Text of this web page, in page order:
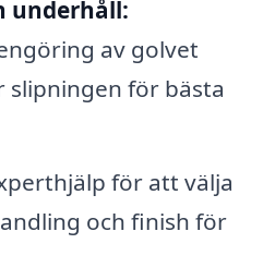
underhåll:
av golvet
slipningen för bästa
för att välja
och finish för